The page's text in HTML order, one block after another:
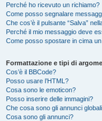
Perché ho ricevuto un richiamo?
Come posso segnalare
Che cos’è il pulsante “Salva”
Perché il mio messaggio deve
Come posso spostare in cima
Formattazione e tipi di
Cos’è il BBCode?
Posso usare l’HTML?
Cosa sono le emoticon?
Posso inserire delle immagini?
Che cosa sono gli annunci
Cosa sono gli annunci?